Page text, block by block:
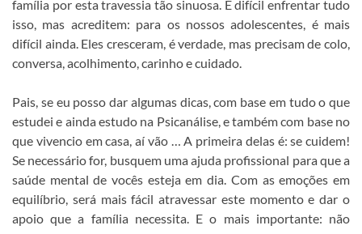
família por esta travessia tão sinuosa. É difícil enfrentar tudo
isso, mas acreditem: para os nossos adolescentes, é mais
difícil ainda. Eles cresceram, é verdade, mas precisam de colo,
conversa, acolhimento, carinho e cuidado.
Pais, se eu posso dar algumas dicas, com base em tudo o que
estudei e ainda estudo na Psicanálise, e também com base no
que vivencio em casa, aí vão … A primeira delas é: se cuidem!
Se necessário for, busquem uma ajuda profissional para que a
saúde mental de vocês esteja em dia. Com as emoções em
equilíbrio, será mais fácil atravessar este momento e dar o
apoio que a família necessita. E o mais importante: não